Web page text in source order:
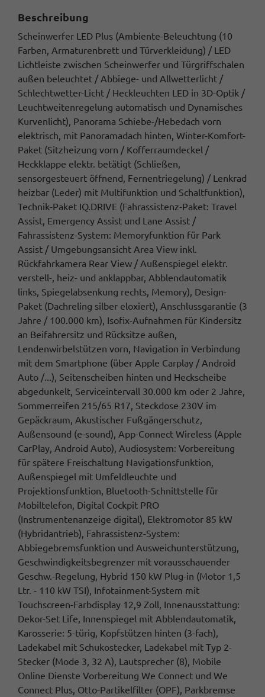
Beschreibung
Scheinwerfer LED Plus (Ambiente-Beleuchtung (10
Farben, Armaturenbrett und Türverkleidung) / LED
Lichtleiste zwischen Scheinwerfer und Türgriffschalen
außen beleuchtet / Abbiege- und Allwetterlicht /
Schlechtwetter-Licht / Heckleuchten LED in 3D-Optik /
Leuchtweitenregelung automatisch und Dynamisches
Kurvenlicht), Panorama Schiebe-/Hebedach vorn
elektrisch, mit Panoramadach hinten, Winter-Komfort-
Paket (Sitzheizung vorn / Kofferraumdeckel /
Heckklappe elektr. betätigt (Schließen,
sensorgesteuert öffnend, Fernentriegelung) / Lenkrad
heizbar (Leder) mit Multifunktion und Schaltfunktion),
Technik-Paket IQ.DRIVE (Fahrassistenz-Paket: Travel
Assist, Emergency Assist und Lane Assist /
Fahrassistenz-System: Memoryfunktion für Park
Assist / Umgebungsansicht Area View inkl.
Rückfahrkamera Rear View / Außenspiegel elektr.
verstell-, heiz- und anklappbar, Abblendautomatik
links, Spiegelabsenkung rechts, Memory), Design-
Paket (Dachreling silber eloxiert), Anschlussgarantie (3
Jahre / 100.000 km), Isofix-Aufnahmen für Kindersitz
an Beifahrersitz und Rücksitze außen,
Lendenwirbelstützen vorn, Navigation in Verbindung
mit dem Smartphone (über Apple Carplay / Android
Auto /...), Seitenscheiben hinten und Heckscheibe
abgedunkelt, Serviceintervall 30.000 km oder 2 Jahre,
Sommerreifen 215/65 R17, Steckdose 230V im
Gepäckraum, Akustischer Fußgängerschutz,
Außensound (e-sound), App-Connect Wireless (Apple
CarPlay, Android Auto), Audiosystem: Vorbereitung
für spätere Freischaltung Navigationsfunktion,
Außenspiegel mit Umfeldleuchte und
Projektionsfunktion, Bluetooth-Schnittstelle für
Mobiltelefon, Digital Cockpit PRO
(Instrumentenanzeige digital), Elektromotor 85 kW
(Hybridantrieb), Fahrassistenz-System:
Abbiegebremsfunktion und Ausweichunterstützung,
Geschwindigkeitsbegrenzer mit vorausschauender
Geschw.-Regelung, Hybrid 150 kW Plug-in (Motor 1,5
Ltr. - 110 kW TSI), Infotainment-System mit
Touchscreen-Farbdisplay 12,9 Zoll, Innenausstattung:
Dekor-Set Life, Innenspiegel mit Abblendautomatik,
Karosserie: 5-türig, Kopfstützen hinten (3-fach),
Ladekabel mit Schukostecker, Ladekabel mit Typ 2-
Stecker (Mode 3, 32 A), Lautsprecher (8), Mobile
Online Dienste Vorbereitung We Connect und We
Connect Plus, Otto-Partikelfilter (OPF), Parkbremse